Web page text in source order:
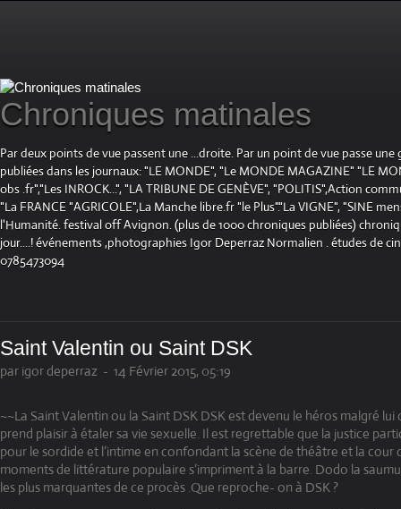
Chroniques matinales
Par deux points de vue passent une ...droite. Par un point de vue passe
publiées dans les journaux: "LE MONDE", "Le MONDE MAGAZINE" "LE
obs .fr","Les INROCK...", "LA TRIBUNE DE GENÈVE", "POLITIS",Action
"La FRANCE "AGRICOLE",La Manche libre.fr "le Plus"."La VIGNE", "SINE
l'Humanité. festival off Avignon. (plus de 1000 chroniques publiées)
jour....! événements ,photographies Igor Deperraz Normalien . études de
0785473094
Saint Valentin ou Saint DSK
par igor deperraz - 14 Février 2015, 05:19
~~La Saint Valentin ou la Saint DSK DSK est devenu le héros malgré lui
prend plaisir à étaler sa vie sexuelle. Il est regrettable que la justice
pour le sordide et l’intime en confondant la scène de théâtre et la cour
moments de littérature populaire s’impriment à la barre. Dodo la
les plus marquantes de ce procès .Que reproche- on à DSK ?